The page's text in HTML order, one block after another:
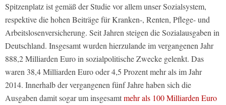
Spitzenplatz ist gemäß der Studie vor allem unser Sozialsystem,
respektive die hohen Beiträge für Kranken-, Renten, Pflege- und
Arbeitslosenversicherung. Seit Jahren steigen die Sozialausgaben in
Deutschland. Insgesamt wurden hierzulande im vergangenen Jahr
888,2 Milliarden Euro in sozialpolitische Zwecke gelenkt. Das
waren 38,4 Milliarden Euro oder 4,5 Prozent mehr als im Jahr
2014. Innerhalb der vergangenen fünf Jahre haben sich die
Ausgaben damit sogar um insgesamtmehr als 100 Milliarden Euro